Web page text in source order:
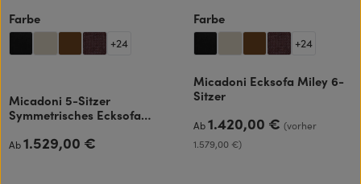
Farbeauswählen
+24
Micadoni 5-Sitzer
Symmetrisches Ecksofa
Regulärer Preis:
Ab1.529,00 €
Farbeauswählen
+24
Micadoni Ecksofa Miley 6-
Sitzer
Regulärer Preis:
Ab1.420,00 €(vorher
1.579,00 €)